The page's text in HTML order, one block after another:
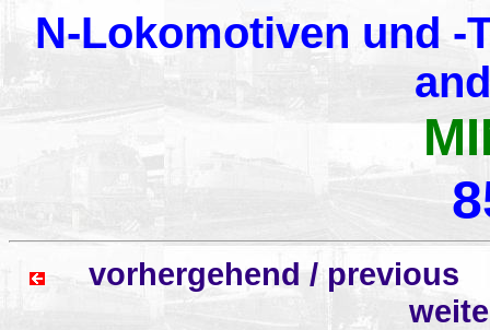
N-Lokomotiven und -
vorhergehend /